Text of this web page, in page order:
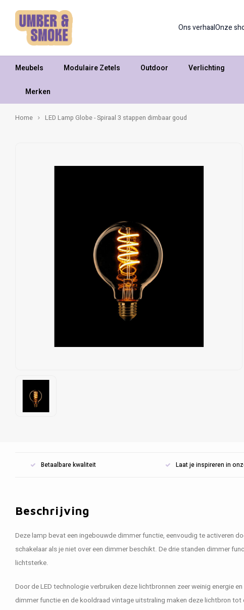
Ons verhaalOnze
Meubels Modulaire Zetels Outdoor Verlichting
Merken
Home LED Lamp Globe - Spiraal 3 stappen dimbaar goud
Betaalbare kwaliteit Laat je inspireren in
Beschrijving
Deze lamp bevat een ingebouwde dimmer functie, eenvoudig te activeren
schakelaar als je niet over een dimmer beschikt. De drie standen dimmer
lichtsterke.
Door de LED technologie verbruiken deze lichtbronnen zeer weinig energie
dimmer functie en de kooldraad vintage uitstraling maken deze lichtbron tot